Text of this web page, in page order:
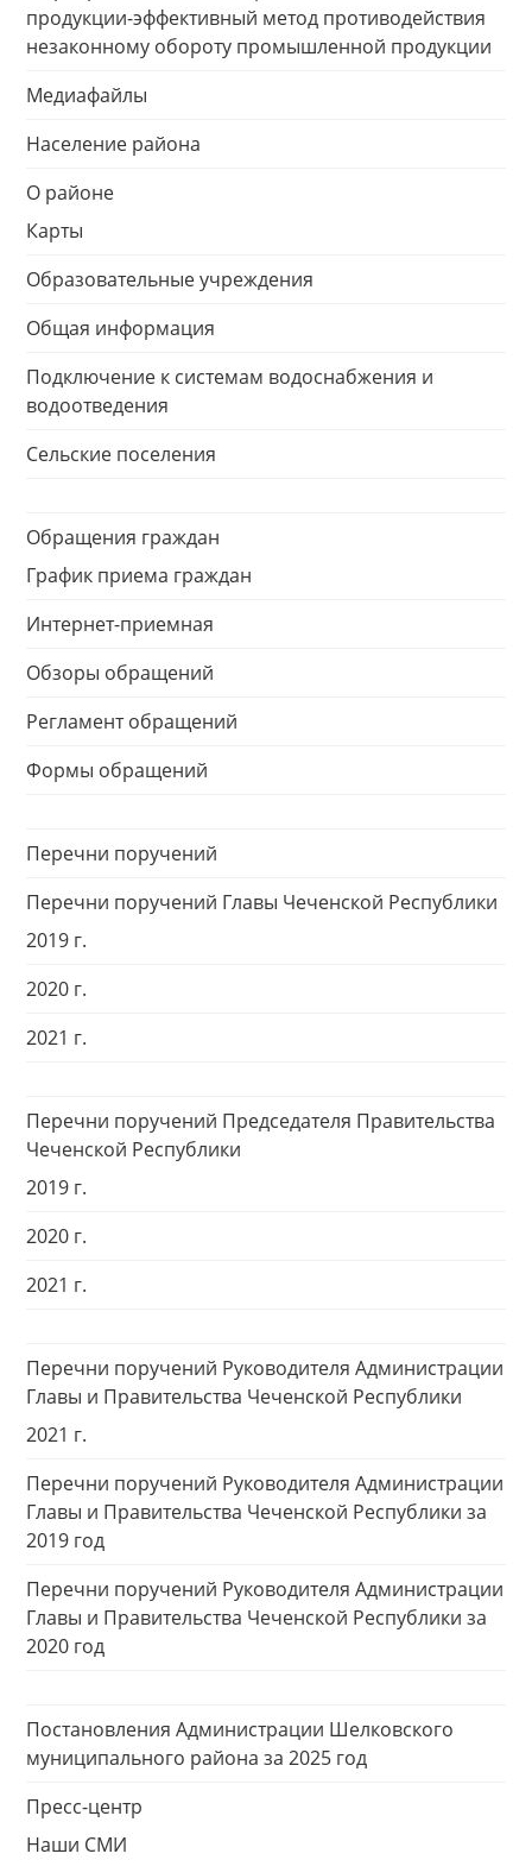
продукции-эффективный метод противодействия
незаконному обороту промышленной продукции
Медиафайлы
Население района
О районе
Карты
Образовательные учреждения
Общая информация
Подключение к системам водоснабжения и
водоотведения
Сельские поселения
Обращения граждан
График приема граждан
Интернет-приемная
Обзоры обращений
Регламент обращений
Формы обращений
Перечни поручений
Перечни поручений Главы Чеченской Республики
2019 г.
2020 г.
2021 г.
Перечни поручений Председателя Правительства
Чеченской Республики
2019 г.
2020 г.
2021 г.
Перечни поручений Руководителя Администрации
Главы и Правительства Чеченской Республики
2021 г.
Перечни поручений Руководителя Администрации
Главы и Правительства Чеченской Республики за
2019 год
Перечни поручений Руководителя Администрации
Главы и Правительства Чеченской Республики за
2020 год
Постановления Администрации Шелковского
муниципального района за 2025 год
Пресс-центр
Наши СМИ